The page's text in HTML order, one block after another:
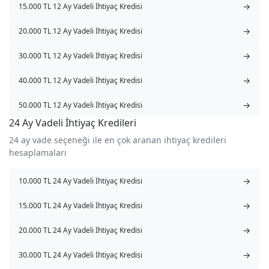
15.000 TL 12 Ay Vadeli İhtiyaç Kredisi →
20.000 TL 12 Ay Vadeli İhtiyaç Kredisi →
30.000 TL 12 Ay Vadeli İhtiyaç Kredisi →
40.000 TL 12 Ay Vadeli İhtiyaç Kredisi →
50.000 TL 12 Ay Vadeli İhtiyaç Kredisi →
24 Ay Vadeli İhtiyaç Kredileri
24 ay vade seçeneği ile en çok aranan ihtiyaç kredileri
hesaplamaları
10.000 TL 24 Ay Vadeli İhtiyaç Kredisi →
15.000 TL 24 Ay Vadeli İhtiyaç Kredisi →
20.000 TL 24 Ay Vadeli İhtiyaç Kredisi →
30.000 TL 24 Ay Vadeli İhtiyaç Kredisi →